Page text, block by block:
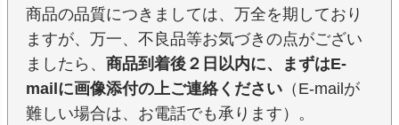
商品の品質につきましては、万全を期しており
ますが、万一、不良品等お気づきの点がござい
ましたら、 商品到着後２日以内に、まずはE-
mailに画像添付の上ご連絡ください （E-mailが
難しい場合は、お電話でも承ります）。